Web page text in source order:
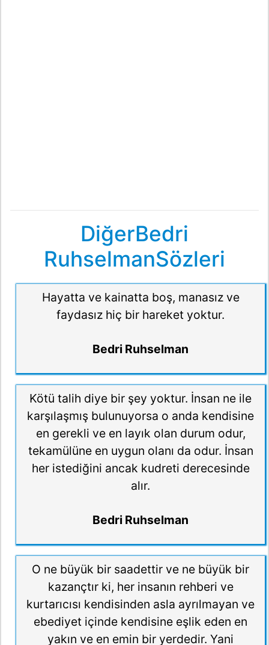
DiğerBedri
RuhselmanSözleri
Hayatta ve kainatta boş, manasız ve
faydasız hiç bir hareket yoktur.
Bedri Ruhselman
Kötü talih diye bir şey yoktur. İnsan ne ile
karşılaşmış bulunuyorsa o anda kendisine
en gerekli ve en layık olan durum odur,
tekamülüne en uygun olanı da odur. İnsan
her istediğini ancak kudreti derecesinde
alır.
Bedri Ruhselman
O ne büyük bir saadettir ve ne büyük bir
kazançtır ki, her insanın rehberi ve
kurtarıcısı kendisinden asla ayrılmayan ve
ebediyet içinde kendisine eşlik eden en
yakın ve en emin bir yerdedir. Yani